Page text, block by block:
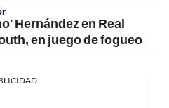
Hernández en Real
en juego de fogueo